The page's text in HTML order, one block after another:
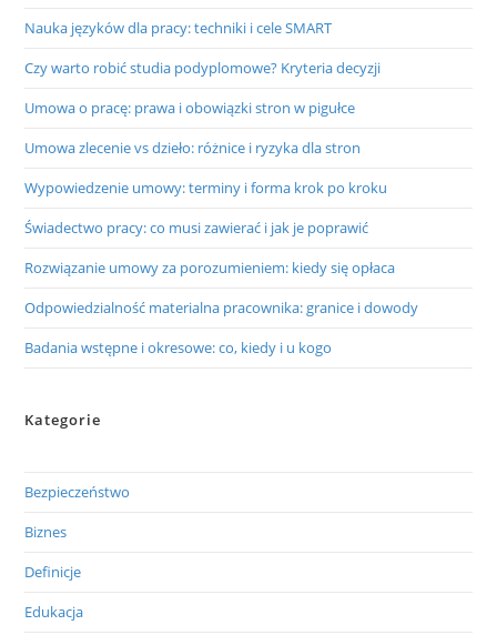
Nauka języków dla pracy: techniki i cele SMART
Czy warto robić studia podyplomowe? Kryteria decyzji
Umowa o pracę: prawa i obowiązki stron w pigułce
Umowa zlecenie vs dzieło: różnice i ryzyka dla stron
Wypowiedzenie umowy: terminy i forma krok po kroku
Świadectwo pracy: co musi zawierać i jak je poprawić
Rozwiązanie umowy za porozumieniem: kiedy się opłaca
Odpowiedzialność materialna pracownika: granice i dowody
Badania wstępne i okresowe: co, kiedy i u kogo
Kategorie
Bezpieczeństwo
Biznes
Definicje
Edukacja